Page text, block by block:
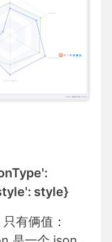
style}
有俩值：